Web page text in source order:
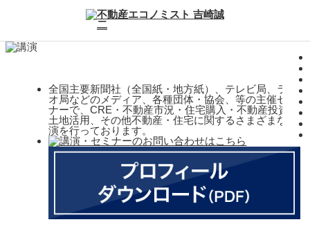
全国主要新聞社（全国紙・地方紙）、テレビ局、ラジ
オ局などのメディア、各種団体・協会、等の主催セミ
ナーで、CRE・不動産市況・住宅購入・不動産投資・
土地活用、その他不動産・住宅に関するさまざまな講
演を行っております。